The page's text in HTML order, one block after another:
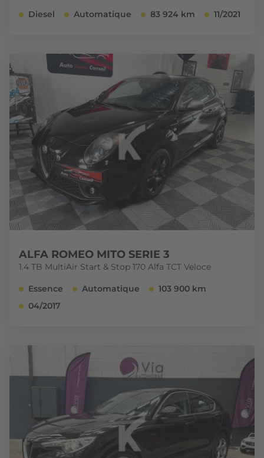
Diesel Automatique 83 924 km 11/2021
ALFA ROMEO MITO SERIE 3
1.4 TB MultiAir Start & Stop 170 Alfa TCT Veloce
Essence Automatique
103 900 km
04/2017